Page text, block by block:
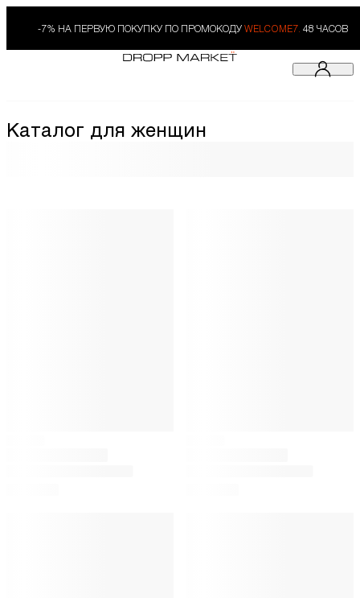
-7% НА ПЕРВУЮ ПОКУПКУ ПО ПРОМОКОДУ WELCOME7. 48 ЧАСОВ
Каталог для женщин